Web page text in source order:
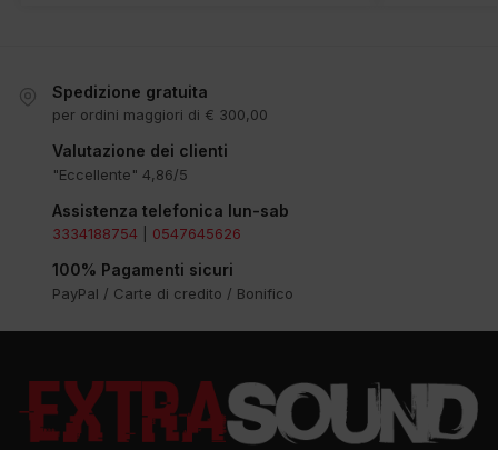
Spedizione gratuita
per ordini maggiori di € 300,00
Valutazione dei clienti
"Eccellente" 4,86/5
Assistenza telefonica lun-sab
3334188754 0547645626
100% Pagamenti sicuri
PayPal / Carte di credito / Bonifico